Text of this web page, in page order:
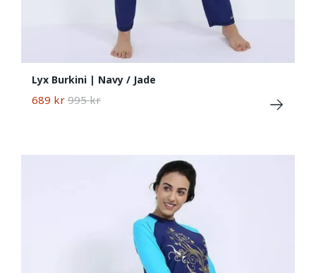
Lyx Burkini | Navy / Jade
689 kr 995 kr